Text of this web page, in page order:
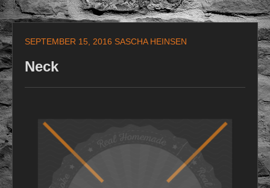
Inhalt
SEPTEMBER 15, 2016 SASCHA HEINSEN
Neck